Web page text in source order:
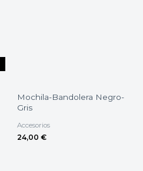
Mochila-Bandolera Negro-
Gris
Accesorios
24,00 €